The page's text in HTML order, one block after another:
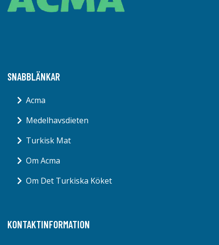
SNABBLÄNKAR
Acma
Medelhavsdieten
Turkisk Mat
Om Acma
Om Det Turkiska Köket
KONTAKTINFORMATION